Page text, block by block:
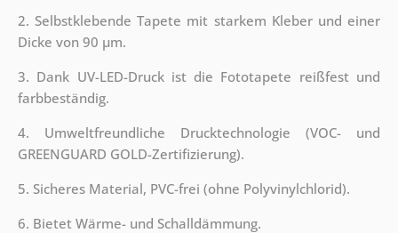
2. Selbstklebende Tapete mit starkem Kleber und einer
Dicke von 90 µm.
3. Dank UV-LED-Druck ist die Fototapete reißfest und
farbbeständig.
4. Umweltfreundliche Drucktechnologie (VOC- und
GREENGUARD GOLD-Zertifizierung).
5. Sicheres Material, PVC-frei (ohne Polyvinylchlorid).
6. Bietet Wärme- und Schalldämmung.